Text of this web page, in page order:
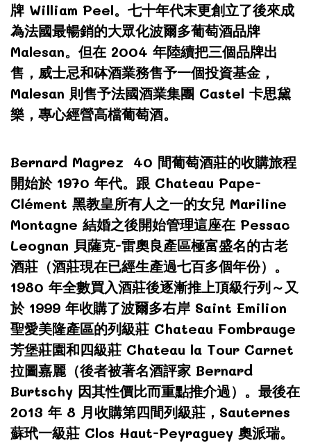
牌 William Peel。七十年代末更創立了後來成
為法國最暢銷的大眾化波爾多葡萄酒品牌
Malesan。但在 2004 年陸續把三個品牌出
售，威士忌和砵酒業務售予一個投資基金，
Malesan 則售予法國酒業集團 Castel 卡思黛
樂，專心經營高檔葡萄酒。
Bernard Magrez 40 間葡萄酒莊的收購旅程
開始於 1970 年代。跟 Chateau Pape-
Clément 黑教皇所有人之一的女兒 Mariline
Montagne 結婚之後開始管理這座在 Pessac
Leognan 貝薩克-雷奧良產區極富盛名的古老
酒莊（酒莊現在已經生產過七百多個年份）。
1980 年全數買入酒莊後逐漸推上頂級行列～又
於 1999 年收購了波爾多右岸 Saint Emilion
聖愛美隆產區的列級莊 Chateau Fombrauge
芳堡莊園和四級莊 Chateau la Tour Carnet
拉圖嘉麗（後者被著名酒評家 Bernard
Burtschy 因其性價比而重點推介過）。最後在
2013 年 8 月收購第四間列級莊，Sauternes
蘇玳一級莊 Clos Haut-Peyraguey 奧派瑞。